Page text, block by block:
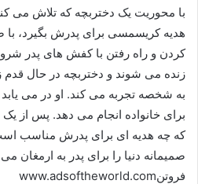
با محوریت یک دختربچه که تلاش می
هدیه کریسمسی برای پدرش بگیرد، با
کردن و راه رفتن با کفش های پدر
زنده می شوند و دختربچه در حال قدم
به شخصه تجربه می کند. او در می
برای خانواده انجام می دهد. پس از
که چه هدیه ای برای پدرش مناسب
فروتنwww.adsoftheworld.com